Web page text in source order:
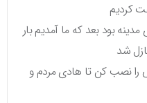
کردیم
بود بعد که ما آمدیم بار
شد
نصب کن تا هادی مردم و